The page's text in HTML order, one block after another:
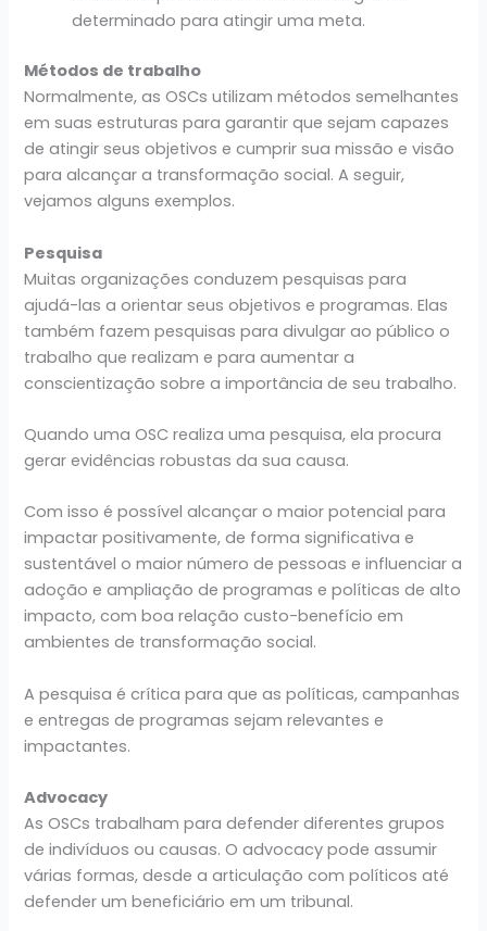
determinado para atingir uma meta.
Métodos de trabalho
Normalmente, as OSCs utilizam métodos semelhantes
em suas estruturas para garantir que sejam capazes
de atingir seus objetivos e cumprir sua missão e visão
para alcançar a transformação social. A seguir,
vejamos alguns exemplos.
Pesquisa
Muitas organizações conduzem pesquisas para
ajudá-las a orientar seus objetivos e programas. Elas
também fazem pesquisas para divulgar ao público o
trabalho que realizam e para aumentar a
conscientização sobre a importância de seu trabalho.
Quando uma OSC realiza uma pesquisa, ela procura
gerar evidências robustas da sua causa.
Com isso é possível alcançar o maior potencial para
impactar positivamente, de forma significativa e
sustentável o maior número de pessoas e influenciar a
adoção e ampliação de programas e políticas de alto
impacto, com boa relação custo-benefício em
ambientes de transformação social.
A pesquisa é crítica para que as políticas, campanhas
e entregas de programas sejam relevantes e
impactantes.
Advocacy
As OSCs trabalham para defender diferentes grupos
de indivíduos ou causas. O advocacy pode assumir
várias formas, desde a articulação com políticos até
defender um beneficiário em um tribunal.